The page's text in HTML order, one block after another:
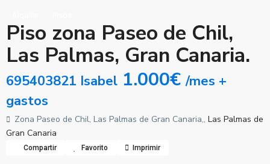
Piso zona Paseo de Chil,
Las Palmas, Gran Canaria.
695403821 Isabel 1.000€/mes +
gastos
Zona Paseo de Chil, Las Palmas de Gran Canaria,, Las Palmas de
Gran Canaria
Compartir Favorito Imprimir